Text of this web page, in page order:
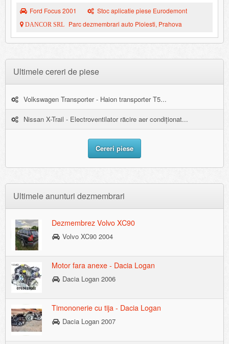
Ford Focus 2001 Stoc aplicatie piese Eurodemont
DANCOR SRL Parc dezmembrari auto Ploiesti, Prahova
Ultimele cereri de piese
Volkswagen Transporter - Haion transporter T5...
Nissan X-Trail - Electroventilator răcire aer condiționat...
Cereri piese
Ultimele anunturi dezmembrari
Dezmembrez Volvo XC90
Volvo XC90 2004
Motor fara anexe - Dacia Logan
Dacia Logan 2006
Timononerie cu tija - Dacia Logan
Dacia Logan 2007